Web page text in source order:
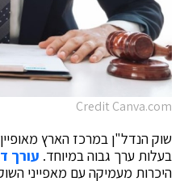
Credit Canva.com
שוק הנדל"ן במרכז הארץ
בעלות ערך גבוה במיוחד. עורך
היכרות מעמיקה עם מאפייני